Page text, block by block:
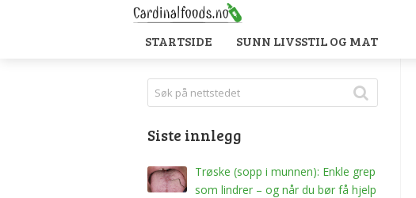
STARTSIDE SUNN LIVSSTIL OG MAT
Siste innlegg
Trøske (sopp i munnen): Enkle grep
som lindrer – og når du bør få hjelp